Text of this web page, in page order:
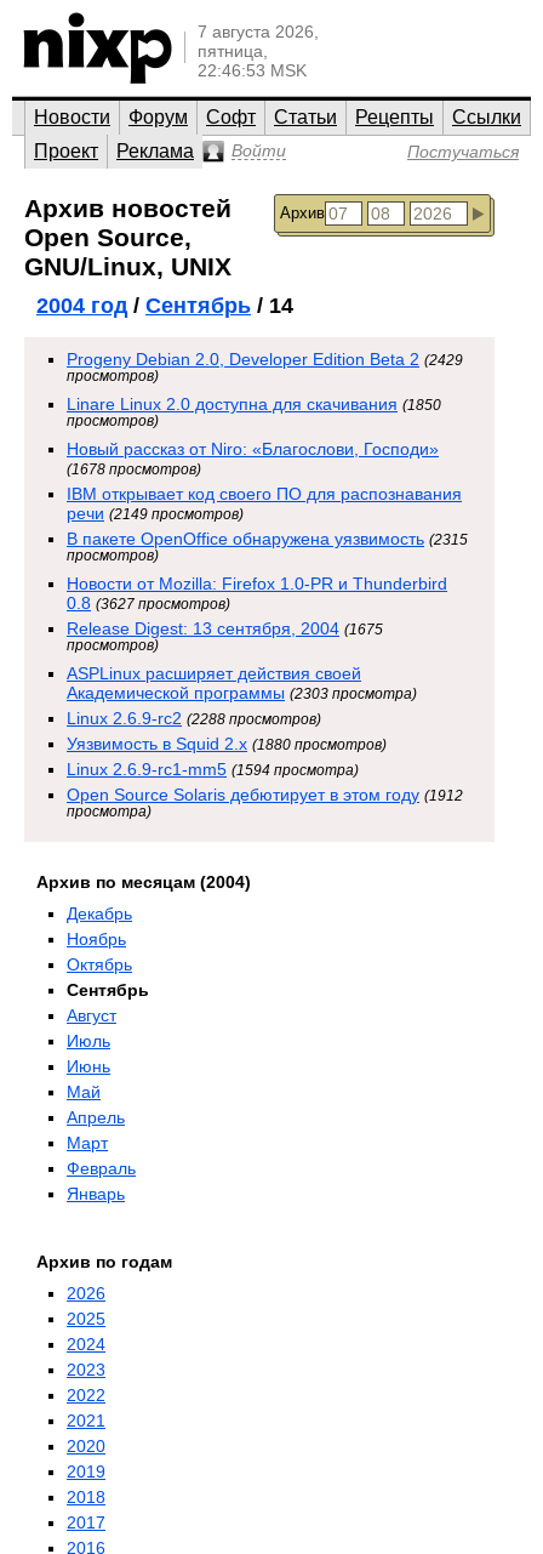
7 августа 2026,
пятница,
22:46:53 MSK
Новости Форум Софт Статьи Рецепты
Ссылки
Проект
Реклама Войти Постучаться
Архив
Архив новостей
Open Source,
GNU/Linux, UNIX
2004 год/ Сентябрь / 14
Progeny Debian 2.0, Developer Edition Beta 2 (2429
просмотров)
Linare Linux 2.0 доступна для скачивания (1850
просмотров)
Новый рассказ от Niro: «Благослови, Господи»
(1678 просмотров)
IBM открывает код своего ПО для распознавания
речи (2149 просмотров)
В пакете OpenOffice обнаружена уязвимость (2315
просмотров)
Новости от Mozilla: Firefox 1.0-PR и Thunderbird
0.8 (3627 просмотров)
Release Digest: 13 сентября, 2004 (1675
просмотров)
ASPLinux расширяет действия своей
Академической программы (2303 просмотра)
Linux 2.6.9-rc2 (2288 просмотров)
Уязвимость в Squid 2.x (1880 просмотров)
Linux 2.6.9-rc1-mm5 (1594 просмотра)
Open Source Solaris дебютирует в этом году (1912
просмотра)
Архив по месяцам (2004)
Декабрь
Ноябрь
Октябрь
Сентябрь
Август
Июль
Июнь
Май
Апрель
Март
Февраль
Январь
Архив по годам
2026
2025
2024
2023
2022
2021
2020
2019
2018
2017
2016